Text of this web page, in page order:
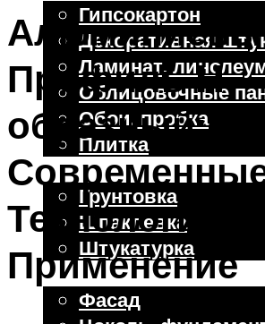
Гипсокартон
Декоративная
Ламинат,
Облицовочные
Обои, пробка
Плитка
Отделочные работы
Грунтовка
Шпаклевка
Штукатурка
Внешняя отделка
Фасад
Профиль H-
образный:
Технологии и
Применение